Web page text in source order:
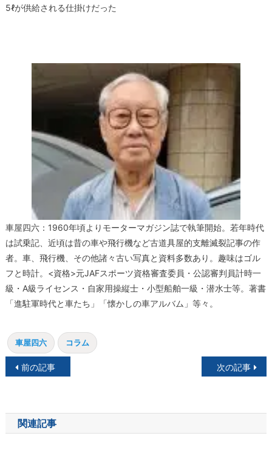
5ℓが供給される仕掛けだった
車屋四六：1960年頃よりモーターマガジン誌で執筆開始。若年時代
は試乗記、近頃は昔の車や飛行機など古道具屋的支離滅裂記事の作
者。車、飛行機、その他諸々古い写真と資料多数あり。趣味はゴル
フと時計。<資格>元JAFスポーツ資格審査委員・公認審判員計時一
級・A級ライセンス・自家用操縦士・小型船舶一級・潜水士等。著書
「進駐軍時代と車たち」「懐かしの車アルバム」等々。
車屋四六 コラム
投
ナ
ビ
前の記事 次の記事
関連記事